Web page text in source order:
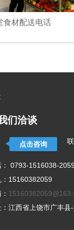
食材配送电话
们洽谈
点击咨询
： 0793-1516038-
：15160382059
：江西省上饶市广丰